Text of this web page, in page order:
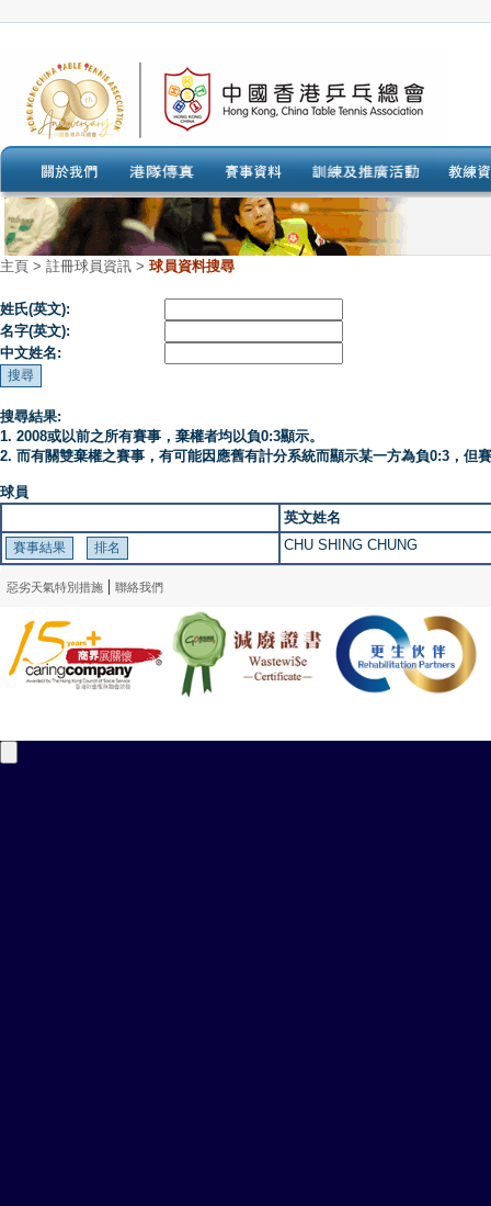
主頁 > 註冊球員資訊 > 球員資料搜尋
姓氏(英文):
名字(英文):
中文姓名:
搜尋結果:
1. 2008或以前之所有賽事，棄權者均以負0:3顯示。
2. 而有關雙棄權之賽事，有可能因應舊有計分系統而顯示某一方為負0:3，但
球員
英文姓名
CHU SHING CHUNG